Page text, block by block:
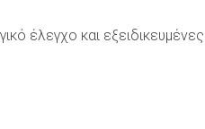
έλεγχο και